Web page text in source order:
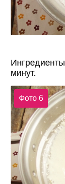
минут.
Фото 6